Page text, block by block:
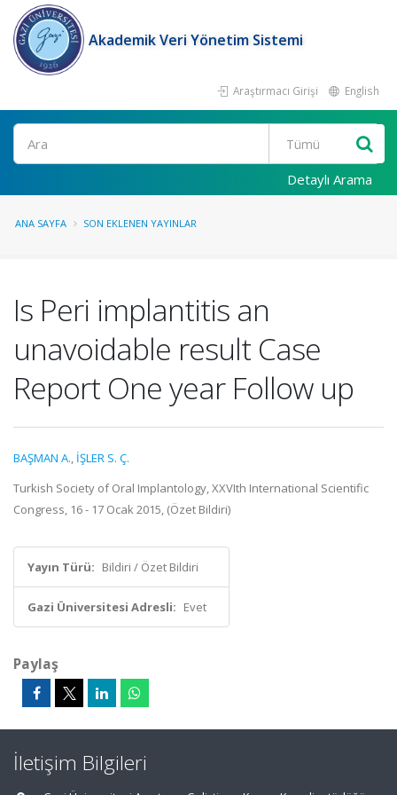
Akademik Veri Yönetim Sistemi
Araştırmacı Girişi English
Ara
Detaylı Arama
ANA SAYFA SON EKLENEN YAYINLAR
Is Peri implantitis an
unavoidable result Case
Report One year Follow up
BAŞMAN A., İŞLER S. Ç.
Turkish Society of Oral Implantology, XXVIth International Scientific
Congress, 16 - 17 Ocak 2015, (Özet Bildiri)
Yayın Türü: Bildiri / Özet Bildiri
Gazi Üniversitesi Adresli: Evet
Paylaş
İletişim Bilgileri